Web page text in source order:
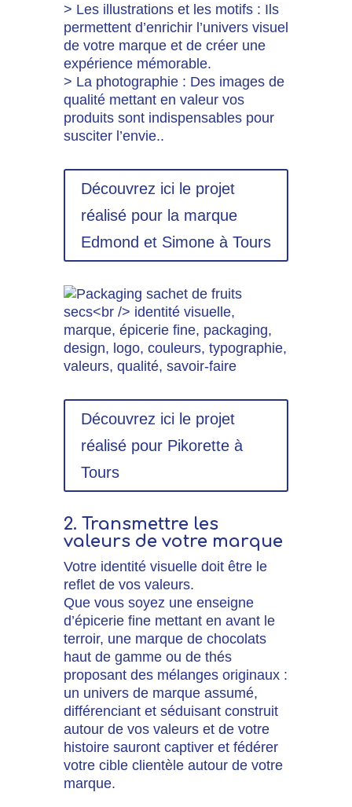
> Les illustrations et les motifs : Ils
permettent d’enrichir l’univers visuel
de votre marque et de créer une
expérience mémorable.
> La photographie : Des images de
qualité mettant en valeur vos
produits sont indispensables pour
susciter l’envie..
Découvrez ici le projet
réalisé pour la marque
Edmond et Simone à Tours
Découvrez ici le projet
réalisé pour Pikorette à
Tours
2. Transmettre les
valeurs de votre marque
Votre identité visuelle doit être le
reflet de vos valeurs.
Que vous soyez une enseigne
d’épicerie fine mettant en avant le
terroir, une marque de chocolats
haut de gamme ou de thés
proposant des mélanges originaux :
un univers de marque assumé,
différenciant et séduisant construit
autour de vos valeurs et de votre
histoire sauront captiver et fédérer
votre cible clientèle autour de votre
marque.